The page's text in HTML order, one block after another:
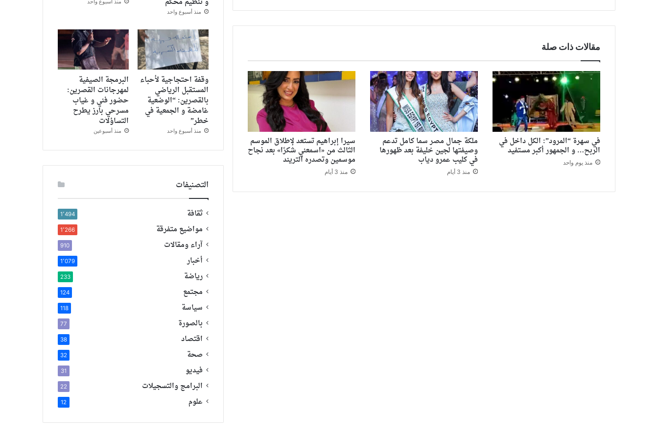
مقالات ذات صلة
في سهرة “المرود”: الكل داخل في
الربح… و الجمهور أكبر مستفيد
منذ يوم واحد
ملكة جمال مصر سما كامل تدعم
وصيفتها لجين خليفة بعد ظهورها
في كليب عمرو دياب
منذ 3 أيام
سيرا إبراهيم تستعد لإطلاق الموسم
الثالث من «اسمعني شكرًا» بعد نجاح
موسمين وتصدره التريند
منذ 3 أيام
منذ أسبوع واحد
منذ أسبوع واحد
وقفة احتجاجية لأحباء
المستقبل الرياضي
بالقصرين: “الوضعية
غامضة و الجمعية في
خطر”
منذ أسبوع واحد
البرمجة الصيفية
لمهرجانات القصرين:
حضور فني و غياب
مسرحي بارز يطرح
التساؤلات
منذ أسبوعين
التصنيفات
ثقافة 1٬494
مواضيع متفرقة 1٬266
آراء ومقالات 910
أخبار 1٬079
رياضة 233
مجتمع 124
سياسة 118
بالصورة 77
اقتصاد 38
صحة 32
فيديو 31
البرامج والتسجيلات 22
علوم 12